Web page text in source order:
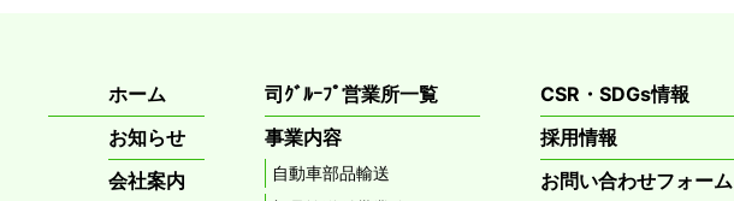
ホーム
お知らせ
会社案内
司ｸﾞﾙｰﾌﾟ営業所一覧
事業内容
自動車部品輸送
CSR・SDGs情報
採用情報
お問い合わせフォーム